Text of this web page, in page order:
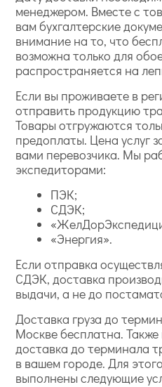
менеджером. Вместе с
вам бухгалтерские
внимание на то, что
возможна только для
распространяется на
Если вы проживаете в
отправить продукцию
Товары отгружаются
предоплаты. Цена услуг
вами перевозчика. Мы
экспедиторами:
ПЭК;
СДЭК;
«Энергия».
Если отправка
СДЭК, доставка
выдачи, а не до
Доставка груза до
Москве бесплатна.
доставка до терминала
в вашем городе. Для
выполнены следующие